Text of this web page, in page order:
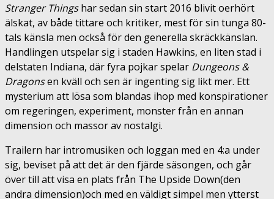
Stranger Thingshar sedan sin start 2016 blivit oerhört
älskat, av både tittare och kritiker, mest för sin tunga 80-
tals känsla men också för den generella skräckkänslan.
Handlingen utspelar sig i staden Hawkins, en liten stad i
delstaten Indiana, där fyra pojkar spelar Dungeons &
Dragonsen kväll och sen är ingenting sig likt mer. Ett
mysterium att lösa som blandas ihop med konspirationer
om regeringen, experiment, monster från en annan
dimension och massor av nostalgi.
Trailern har intromusiken och loggan med en 4:a under
sig, beviset på att det är den fjärde säsongen, och går
över till att visa en plats från The Upside Down(den
andra dimension)och med en väldigt simpel men ytterst